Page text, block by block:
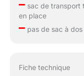
–sac de transport
en place
–pas de sac à
Fiche technique